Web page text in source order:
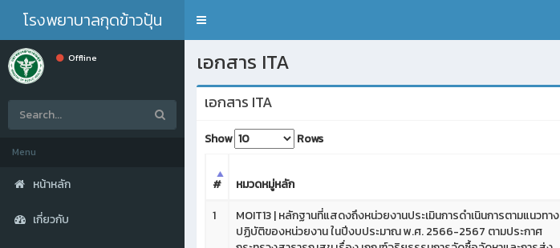
โรงพยาบาลกุดข้าวปุ้น
Toggle
Offline
Menu
หน้าหลัก
เกี่ยวกับ
เอกสาร ITA
เอกสาร ITA
Show Rows
# หมวดหมู่หลัก
1
MOIT13 | หลักฐานที่แสดงถึงหน่วยงานประเมินการดำเนินการตามแนวทาง
ปฏิบัติของหน่วยงาน ในปีงบประมาณ พ.ศ. 2566-2567 ตามประกาศ